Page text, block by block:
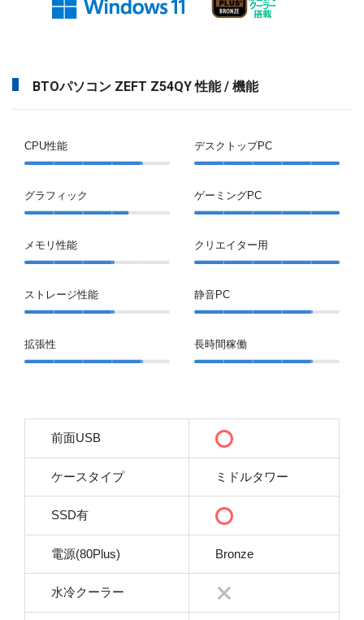
BTOパソコン ZEFT Z54QY 性能 / 機能
CPU性能
グラフィック
メモリ性能
ストレージ性能
拡張性
デスクトップPC
ゲーミングPC
クリエイター用
静音PC
長時間稼働
前面USB
ケースタイプ ミドルタワー
SSD有
電源(80Plus) Bronze
水冷クーラー